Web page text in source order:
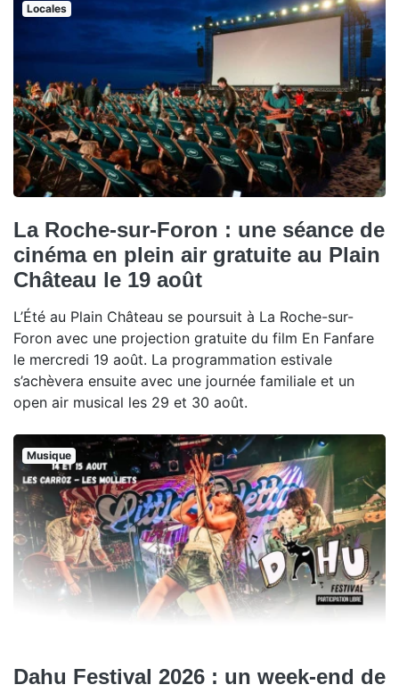
Locales
La Roche-sur-Foron : une séance de
cinéma en plein air gratuite au Plain
Château le 19 août
L’Été au Plain Château se poursuit à La Roche-sur-
Foron avec une projection gratuite du film En Fanfare
le mercredi 19 août. La programmation estivale
s’achèvera ensuite avec une journée familiale et un
open air musical les 29 et 30 août.
Musique
Dahu Festival 2026 : un week-end de